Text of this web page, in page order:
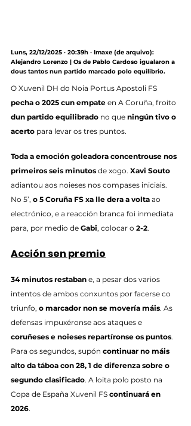
Luns, 22/12/2025 · 20:39h · Imaxe (de arquivo):
Alejandro Lorenzo | Os de Pablo Cardoso igualaron a
dous tantos nun partido marcado polo equilibrio.
O Xuvenil DH do Noia Portus Apostoli FS
pecha o 2025 cun empate en A Coruña, froito
dun partido equilibrado no que ningún tivo o
acerto para levar os tres puntos.
Toda a emoción goleadora concentrouse nos
primeiros seis minutos de xogo. Xavi Souto
adiantou aos noieses nos compases iniciais.
No 5’, o 5 Coruña FS xa lle dera a volta ao
electrónico, e a reacción branca foi inmediata
para, por medio de Gabi, colocar o 2-2.
Acción sen premio
34 minutos restaban e, a pesar dos varios
intentos de ambos conxuntos por facerse co
triunfo, o marcador non se movería máis. As
defensas impuxéronse aos ataques e
coruñeses e noieses repartíronse os puntos.
Para os segundos, supón continuar no máis
alto da táboa con 28, 1 de diferenza sobre o
segundo clasificado. A loita polo posto na
Copa de España Xuvenil FS continuará en
2026.